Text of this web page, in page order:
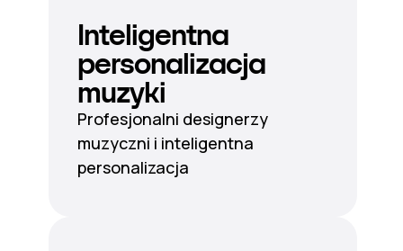
Inteligentna
personalizacja
muzyki
Profesjonalni designerzy
muzyczni i inteligentna
personalizacja